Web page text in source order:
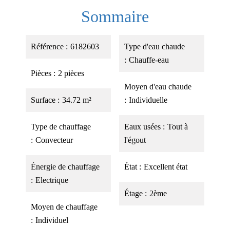
Sommaire
Référence 6182603
Pièces 2 pièces
Surface 34.72 m²
Type de chauffage
Convecteur
Énergie de chauffage
Electrique
Moyen de chauffage
Individuel
Type d'eau chaude
Chauffe-eau
Moyen d'eau chaude
Individuelle
Eaux usées
Tout à
l'égout
État Excellent état
Étage 2ème